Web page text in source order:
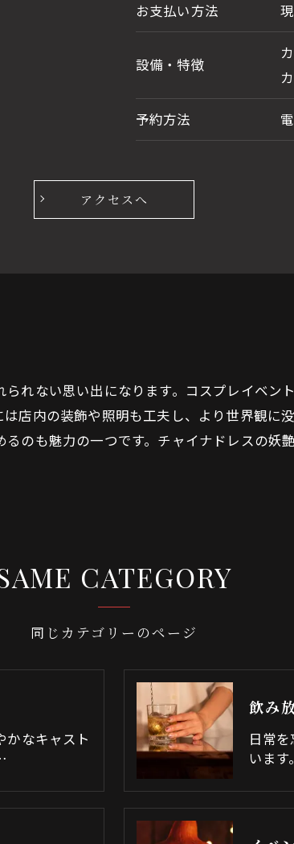
お支払い方法
設備・特徴
予約方法
アクセスへ
れない思い出になります。コスプレイベン
店内の装飾や照明も工夫し、より世界観に
のも魅力の一つです。チャイナドレスの妖
同じカテゴリーのページ
CATEGORY
かなキャスト
飲み
日常
いま